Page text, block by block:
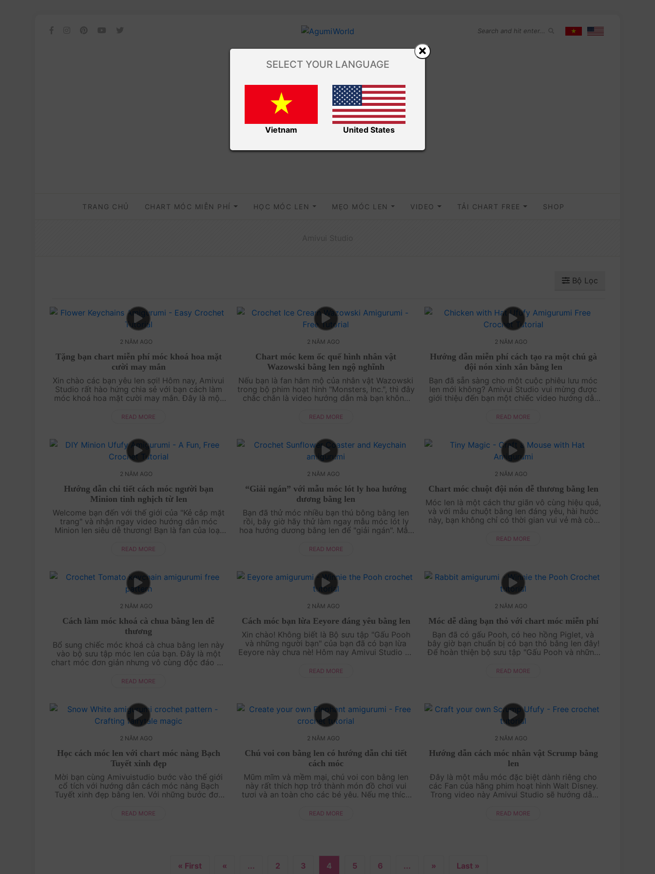
TRANG CHỦ CHART MÓC MIỄN PHÍ HỌC MÓC LEN MẸO MÓC LEN VIDEO TẢI CHART FREE SHOP
Bộ Lọc
2 NĂM AGO
Tặng bạn chart miễn phí móc khoá hoa mặt
cười may mắn
Xin chào các bạn yêu len sợi! Hôm nay, Amivui
Studio rất hào hứng chia sẻ với bạn cách làm
móc khoá hoa mặt cười may mắn. Đây là một
lại niềm vui và may mắn cho người nhận. ....
READ MORE
2 NĂM AGO
Chart móc kem ốc quế hình nhân vật
Wazowski bằng len ngộ nghĩnh
Nếu bạn là fan hâm mộ của nhân vật Wazowski
trong bộ phim hoạt hình "Monsters, Inc.", thì đây
chắc chắn là video hướng dẫn mà bạn không
một chiếc kem ốc quế hình nhân vật Wazo....
READ MORE
2 NĂM AGO
Hướng dẫn miễn phí cách tạo ra một chú gà
đội nón xinh xắn bằng len
Bạn đã sẵn sàng cho một cuộc phiêu lưu móc
len mới không? Amivui Studio vui mừng được
giới thiệu đến bạn một chiếc video hướng dẫn
xắn bằng len! Hãy tham gia vào cuộ....
READ MORE
2 NĂM AGO
Hướng dẫn chi tiết cách móc người bạn
Minion tinh nghịch từ len
Welcome bạn đến với thế giới của "Kẻ cắp mặt
trang" và nhận ngay video hướng dẫn móc
Minion len siêu dễ thương! Bạn là fan của loạt
thích những mẫu thú bông ngộ n....
READ MORE
2 NĂM AGO
“Giải ngán” với mẫu móc lót ly hoa hướng
dương bằng len
Bạn đã thử móc nhiều bạn thú bông bằng len
rồi, bây giờ hãy thử làm ngay mẫu móc lót ly
hoa hướng dương bằng len để "giải ngán". Mẫu
nhiên bạn phải thật sự chăm chú khi thực ....
READ MORE
2 NĂM AGO
Chart móc chuột đội nón dễ thương bằng len
Móc len là một cách thư giãn vô cùng hiệu quả,
và với mẫu chuột bằng len đáng yêu, hài hước
này, bạn không chỉ có thời gian vui vẻ mà còn
chừ nữa, hãy thực hiện mẫu móc này....
READ MORE
2 NĂM AGO
Cách làm móc khoá cà chua bằng len dễ
thương
Bổ sung chiếc móc khoá cà chua bằng len này
vào bộ sưu tập móc len của bạn. Đây là một
chart móc đơn giản nhưng vô cùng độc đáo và
tạo ra những món đ....
READ MORE
2 NĂM AGO
Cách móc bạn lừa Eeyore đáng yêu bằng len
Xin chào! Không biết là Bộ sưu tập "Gấu Pooh
và những người bạn" của bạn đã có bạn lừa
Eeyore này chưa nè! Hôm nay Amivui Studio sẽ
bằng len đáng ....
READ MORE
2 NĂM AGO
Móc dễ dàng bạn thỏ với chart móc miễn phí
Bạn đã có gấu Pooh, có heo hồng Piglet, và
bây giờ bạn chuẩn bị có bạn thỏ bằng len đây!
Để hoàn thiện bộ sưu tập "Gấu Pooh và những
Cùng ....
READ MORE
2 NĂM AGO
Học cách móc len với chart móc nàng Bạch
Tuyết xinh đẹp
Mời bạn cùng Amivuistudio bước vào thế giới
cổ tích với hướng dẫn cách móc nàng Bạch
Tuyết xinh đẹp bằng len. Với những bước đơn
xinh xắn, trở thành điểm nhấn hoàn h....
READ MORE
2 NĂM AGO
Chú voi con bằng len có hướng dẫn chi tiết
cách móc
Mũm mĩm và mềm mại, chú voi con bằng len
này rất thích hợp trở thành món đồ chơi vui
tươi và an toàn cho các bé yêu. Nếu mẹ thích
xem video hướng....
READ MORE
2 NĂM AGO
Hướng dẫn cách móc nhân vật Scrump bằng
len
Đây là một mẫu móc đặc biệt dành riêng cho
các Fan của hãng phim hoạt hình Walt Disney.
Trong video này Amivui Studio sẽ hướng dẫn
cách móc ....
READ MORE
« First « ... 2 3 4 5 6 ... » Last »
SELECT YOUR LANGUAGE
Vietnam United States